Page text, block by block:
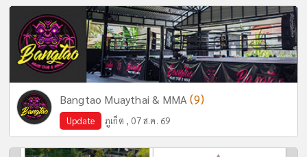
Bangtao Muaythai & MMA(9)
Update ภูเก็ต , 07 ส.ค. 69